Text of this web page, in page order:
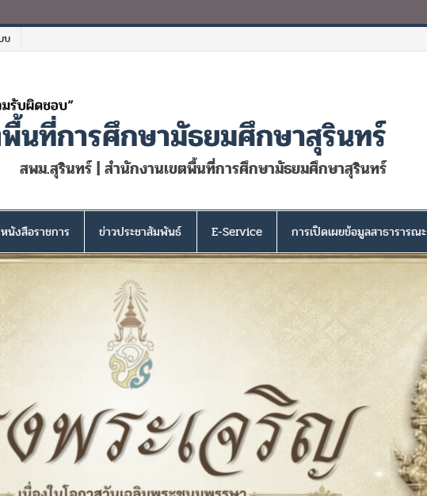
บ
นที่การศึกษามัธยมศึกษาสุรินทร์
สพม.สุรินทร์ | สำนักงานเขตพื้นที่การศึกษามัธยมศึกษาสุรินทร์
หนังสือราชการ ข่าวประชาสัมพันธ์ E-Service การเปิดเผยข้อมูลสาธารารณะ